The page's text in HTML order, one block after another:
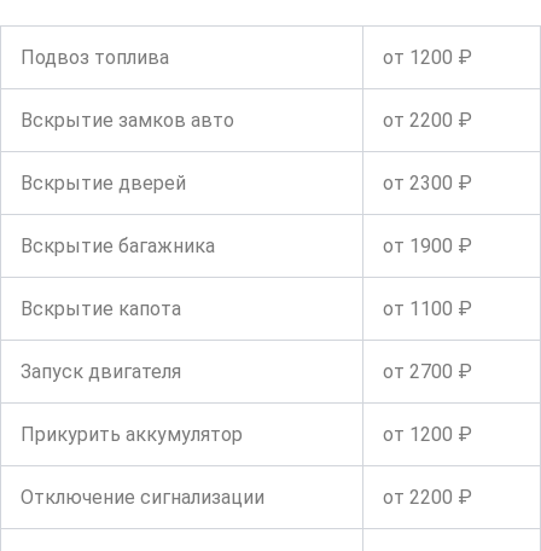
Подвоз топлива от 1200 ₽
Вскрытие замков авто от 2200 ₽
Вскрытие дверей от 2300 ₽
Вскрытие багажника от 1900 ₽
Вскрытие капота от 1100 ₽
Запуск двигателя от 2700 ₽
Прикурить аккумулятор от 1200 ₽
Отключение сигнализации от 2200 ₽